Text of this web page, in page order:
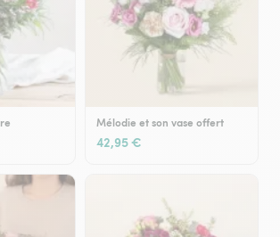
Mélodie et son vase offert
42,95 €